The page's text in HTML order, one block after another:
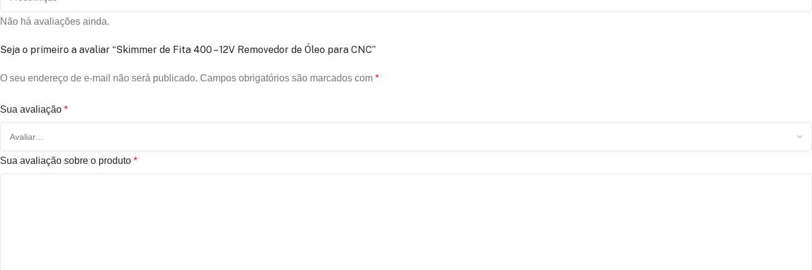
Não há avaliações ainda.
Seja o primeiro a avaliar “Skimmer de Fita 400 – 12V Removedor de Óleo para CNC”
O seu endereço de e-mail não será publicado. Campos obrigatórios são marcados com *
Sua avaliação *
Sua avaliação sobre o produto *